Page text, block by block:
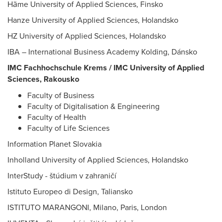
Häme University of Applied Sciences, Finsko
Hanze University of Applied Sciences, Holandsko
HZ University of Applied Sciences, Holandsko
IBA – International Business Academy Kolding, Dánsko
IMC Fachhochschule Krems / IMC University of Applied
Sciences, Rakousko
Faculty of Business
Faculty of Digitalisation & Engineering
Faculty of Health
Faculty of Life Sciences
Information Planet Slovakia
Inholland University of Applied Sciences, Holandsko
InterStudy - štúdium v zahraničí
Istituto Europeo di Design, Taliansko
ISTITUTO MARANGONI, Milano, Paris, London